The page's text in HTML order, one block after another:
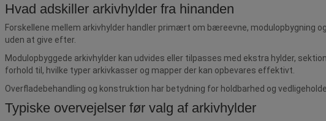
Hvad adskiller arkivhylder fra hinanden
Forskellene mellem arkivhylder handler primært om bæreevne, modulopbygning
uden at give efter.
Modulopbyggede arkivhylder kan udvides eller tilpasses med ekstra hylder,
forhold til, hvilke typer arkivkasser og mapper der kan opbevares effektivt.
Overfladebehandling og konstruktion har betydning for holdbarhed og
Typiske overvejelser før valg af arkivhylder